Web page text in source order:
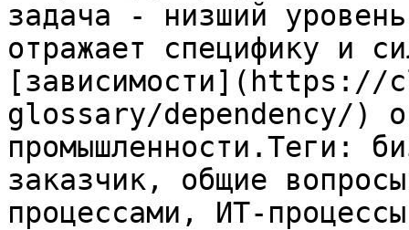
задача - низший
отражает специфику и
glossary/dependency/)
промышленности.Теги:
заказчик, общие
процессами, ИТ-процессы